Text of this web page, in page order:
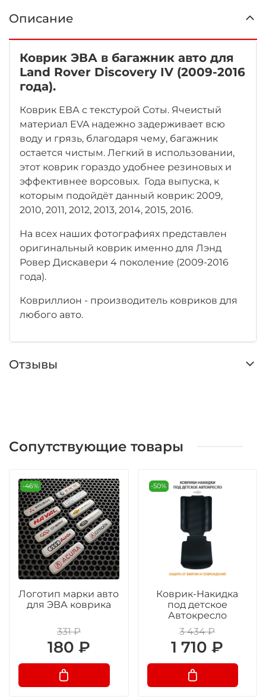
Описание
Коврик ЭВА в багажник авто для
Land Rover Discovery IV (2009-2016
года).
Коврик ЕВА с текстурой Соты. Ячеистый
материал EVA надежно задерживает всю
воду и грязь, благодаря чему, багажник
остается чистым. Легкий в использовании,
этот коврик гораздо удобнее резиновых и
эффективнее ворсовых. Года выпуска, к
которым подойдёт данный коврик: 2009,
2010, 2011, 2012, 2013, 2014, 2015, 2016.
На всех наших фотографиях представлен
оригинальный коврик именно для Лэнд
Ровер Дискавери 4 поколение (2009-2016
года).
Ковриллион - производитель ковриков для
любого авто.
Отзывы
Сопутствующие товары
-46%
Логотип марки авто
для ЭВА коврика
331 ₽
180 ₽
-50%
Коврик-Накидка
под детское
Автокресло
3 434 ₽
1 710 ₽